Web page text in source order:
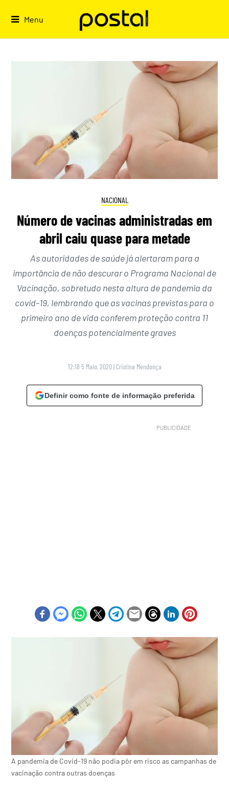
Menu
NACIONAL
Número de vacinas administradas em
abril caiu quase para metade
As autoridades de saúde já alertaram para a
importância de não descurar o Programa Nacional de
Vacinação, sobretudo nesta altura de pandemia da
covid-19, lembrando que as vacinas previstas para o
primeiro ano de vida conferem proteção contra 11
doenças potencialmente graves
12:18 5 Maio, 2020 | Cristina Mendonça
Definir como fonte de informação preferida
A pandemia de Covid-19 não podia pôr em risco as campanhas de
vacinação contra outras doenças